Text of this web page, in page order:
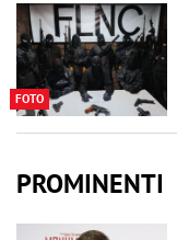
FOTO
PROMINENTI